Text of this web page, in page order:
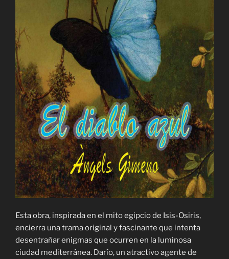
Esta obra, inspirada en el mito egipcio de Isis-Osiris,
encierra una trama original y fascinante que intenta
desentrañar enigmas que ocurren en la luminosa
ciudad mediterránea. Darío, un atractivo agente de